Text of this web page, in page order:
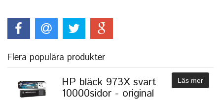
Flera populära produkter
HP bläck 973X svart
10000sidor - original
Läs mer